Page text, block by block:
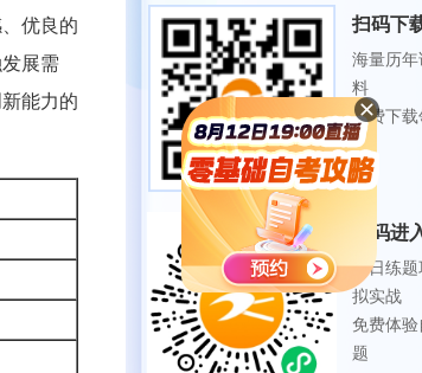
优良的
展需
能力的
扫码下
海量历年
料
免费下载
扫码进
每日练
拟实战
免费体验
题